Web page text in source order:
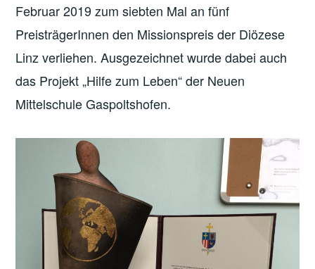
Februar 2019 zum siebten Mal an fünf
PreisträgerInnen den Missionspreis der Diözese
Linz verliehen. Ausgezeichnet wurde dabei auch
das Projekt „Hilfe zum Leben“ der Neuen
Mittelschule Gaspoltshofen.